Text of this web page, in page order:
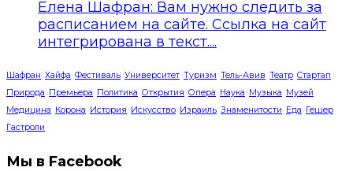
Елена Шафран: Вам нужно следить за
расписанием на сайте. Ссылка на сайт
интегрирована в текст....
Шафран Хайфа Фестиваль Университет Туризм Тель-Авив Театр Стартап
Природа Премьера Политика Открытия Опера Наука Музыка Музей
Медицина Корона История Искусство Израиль Знаменитости Еда Гешер
Гастроли
Мы в Facebook